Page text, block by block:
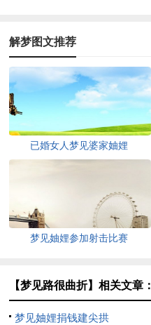
解梦图文推荐
已婚女人梦见婆家妯娌
梦见妯娌参加射击比赛
【梦见路很曲折】相关文章：
梦见妯娌捐钱建尖拱